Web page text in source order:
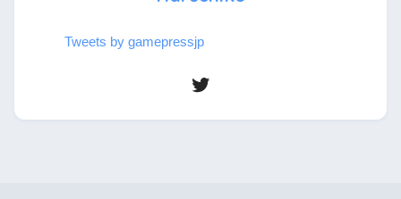
Tweets by gamepressjp